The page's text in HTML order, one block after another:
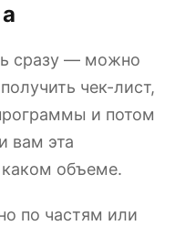
сразу — можно
чек-лист,
и потом
вам эта
объеме.
по частям или